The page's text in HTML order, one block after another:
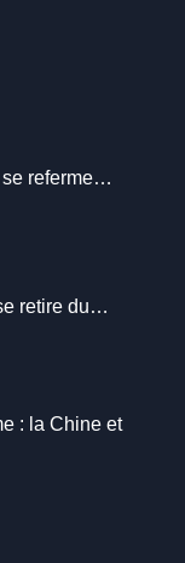
se referme…
retire du…
: la Chine et